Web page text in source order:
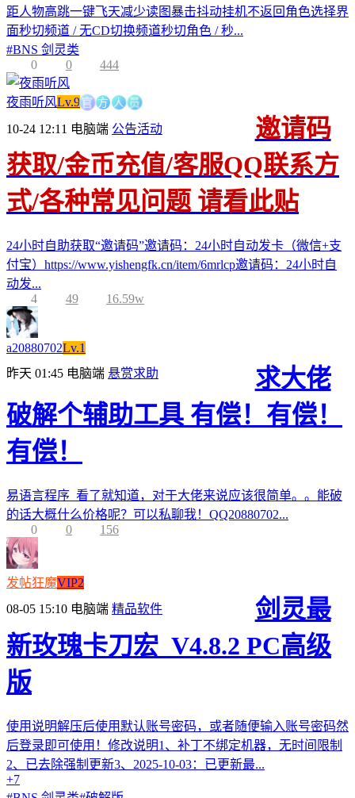
距人物高跳一键飞天减少读图暴击抖动挂机不返回角色选择界
面秒切频道 / 无CD切换频道秒切角色 / 秒...
#BNS 剑灵类
0
0 444
夜雨听风Lv.9官方人员
10-24 12:11 电脑端 公告活动
邀请码
获取/金币充值/客服QQ联系方
式/各种常见问题 请看此贴
24小时自助获取“邀请码”邀请码：24小时自动发卡（微信+支
付宝）https://www.yishengfk.cn/item/6mrlcp邀请码：24小时自
动发...
4
49 16.59w
a20880702Lv.1
昨天 01:45 电脑端 悬赏求助
求大佬
破解个辅助工具 有偿！有偿！
有偿！
易语言程序 看了就知道，对于大佬来说应该很简单。。能破
的话大概什么价格呢？可以私聊我！QQ20880702...
0
0 156
发帖狂魔VIP2
08-05 15:10 电脑端 精品软件
剑灵最
新玫瑰卡刀宏_V4.8.2 PC高级
版
使用说明解压后使用默认账号密码，或者随便输入账号密码然
后登录即可使用！修改说明1、补丁不绑定机器，无时间限制
2、已去除强制更新3、2025-10-03：已更新最...
+7